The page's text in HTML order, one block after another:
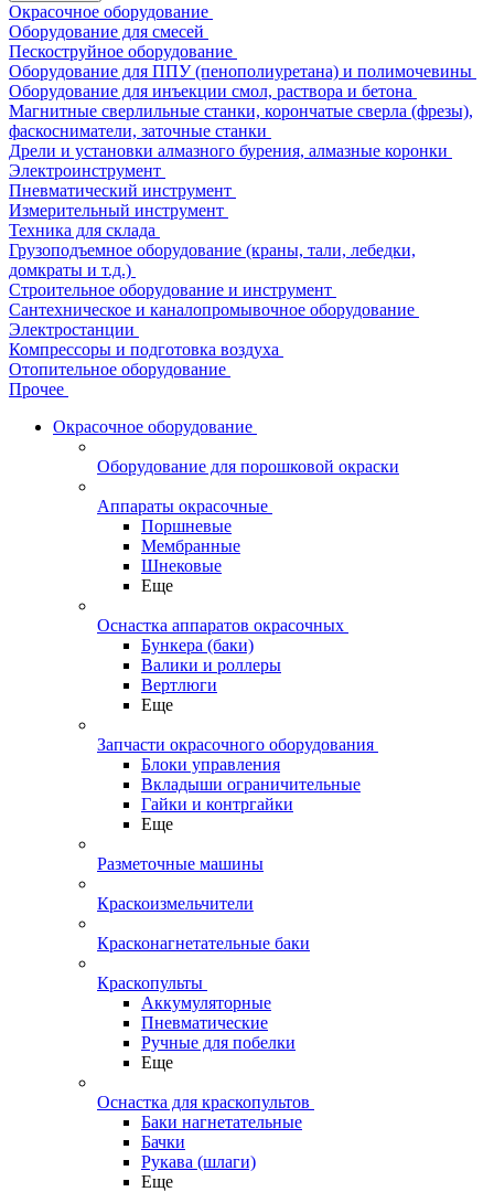
Окрасочное оборудование
Оборудование для смесей
Пескоструйное оборудование
Оборудование для ППУ (пенополиуретана) и полимочевины
Оборудование для инъекции смол, раствора и бетона
Магнитные сверлильные станки, корончатые сверла (фрезы),
фаскосниматели, заточные станки
Дрели и установки алмазного бурения, алмазные коронки
Электроинструмент
Пневматический инструмент
Измерительный инструмент
Техника для склада
Грузоподъемное оборудование (краны, тали, лебедки,
домкраты и т.д.)
Строительное оборудование и инструмент
Сантехническое и каналопромывочное оборудование
Электростанции
Компрессоры и подготовка воздуха
Отопительное оборудование
Прочее
Окрасочное оборудование
Оборудование для порошковой окраски
Аппараты окрасочные
Поршневые
Мембранные
Шнековые
Еще
Оснастка аппаратов окрасочных
Бункера (баки)
Валики и роллеры
Вертлюги
Еще
Запчасти окрасочного оборудования
Блоки управления
Вкладыши ограничительные
Гайки и контргайки
Еще
Разметочные машины
Краскоизмельчители
Красконагнетательные баки
Краскопульты
Аккумуляторные
Пневматические
Ручные для побелки
Еще
Оснастка для краскопультов
Баки нагнетательные
Бачки
Рукава (шлаги)
Еще